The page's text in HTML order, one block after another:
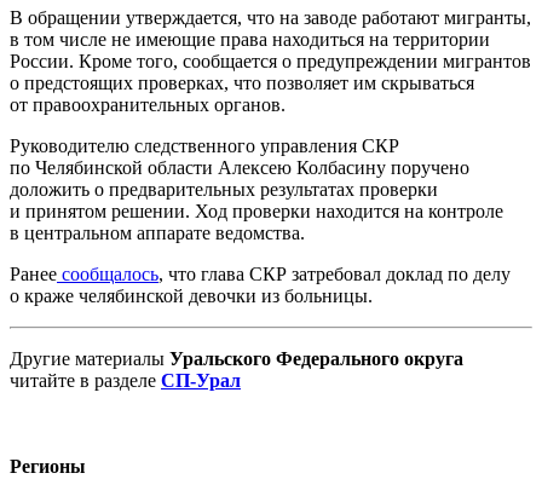
В обращении утверждается, что на заводе работают мигранты,
в том числе не имеющие права находиться на территории
России. Кроме того, сообщается о предупреждении мигрантов
о предстоящих проверках, что позволяет им скрываться
от правоохранительных органов.
Руководителю следственного управления СКР
по Челябинской области Алексею Колбасину поручено
доложить о предварительных результатах проверки
и принятом решении. Ход проверки находится на контроле
в центральном аппарате ведомства.
Ранее сообщалось, что глава СКР затребовал доклад по делу
о краже челябинской девочки из больницы.
Другие материалы Уральского Федерального округа
читайте в разделе СП-Урал
Регионы